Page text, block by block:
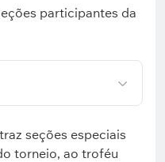
participantes da
seções especiais
torneio, ao troféu